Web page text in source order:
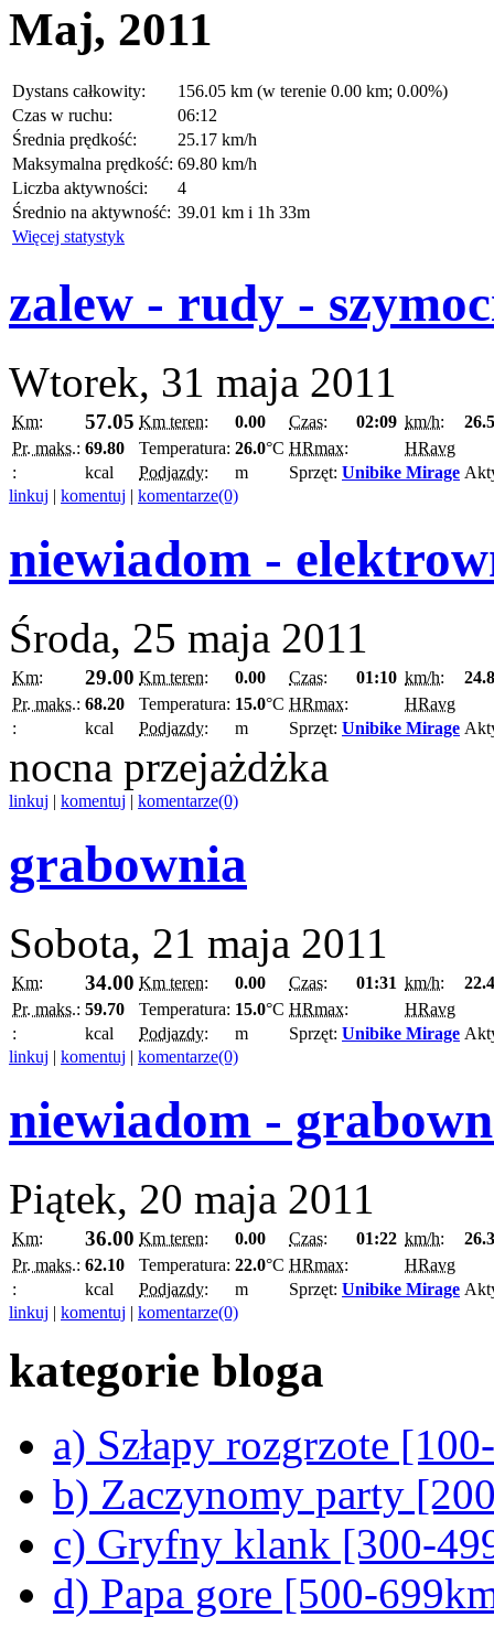
Maj, 2011
Dystans całkowity:
156.05 km (w terenie 0.00 km; 0.00%)
Czas w ruchu:
06:12
Średnia prędkość:
25.17 km/h
Maksymalna prędkość: 69.80 km/h
Liczba aktywności:
4
Średnio na aktywność: 39.01 km i 1h 33m
Więcej statystyk
zalew - rudy -
Wtorek, 31 maja 2011
Km: 57.05 Km teren: 0.00 Czas: 02:09 km/h:
Pr. maks.: 69.80 Temperatura: 26.0°C HRmax:
HRavg
:
kcal Podjazdy: m Sprzęt: Unibike Mirage
linkuj | komentuj | komentarze(0)
niewiadom -
Środa, 25 maja 2011
Km: 29.00 Km teren: 0.00 Czas: 01:10 km/h:
Pr. maks.: 68.20 Temperatura: 15.0°C HRmax:
HRavg
:
kcal Podjazdy: m Sprzęt: Unibike Mirage
nocna przejażdżka
linkuj | komentuj | komentarze(0)
grabownia
Sobota, 21 maja 2011
Km: 34.00 Km teren: 0.00 Czas: 01:31 km/h:
Pr. maks.: 59.70 Temperatura: 15.0°C HRmax:
HRavg
:
kcal Podjazdy: m Sprzęt: Unibike Mirage
linkuj | komentuj | komentarze(0)
niewiadom -
Piątek, 20 maja 2011
Km: 36.00 Km teren: 0.00 Czas: 01:22 km/h:
Pr. maks.: 62.10 Temperatura: 22.0°C HRmax:
HRavg
:
kcal Podjazdy: m Sprzęt: Unibike Mirage
linkuj | komentuj | komentarze(0)
kategorie bloga
a) Szłapy rozgrzote
b) Zaczynomy party
c) Gryfny klank [300-
d) Papa gore [500-